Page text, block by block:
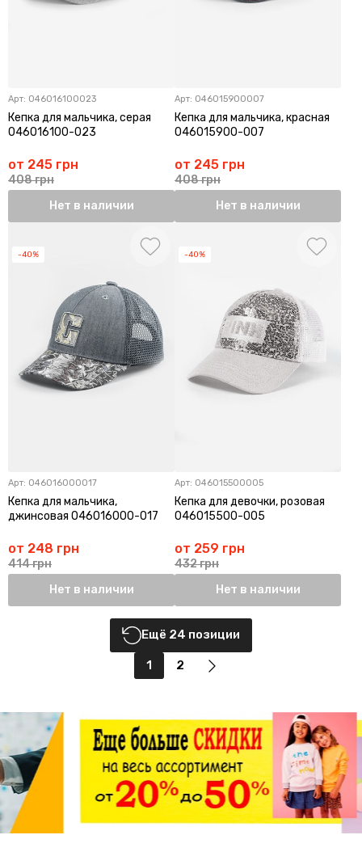
Арт: 046016100023
Кепка для мальчика, серая
046016100-023
от 245 грн
408 грн
Нет в наличии
Арт: 046015900007
Кепка для мальчика, красная
046015900-007
от 245 грн
408 грн
Нет в наличии
-40%
Арт: 046016000017
Кепка для мальчика,
джинсовая 046016000-017
от 248 грн
414 грн
Нет в наличии
-40%
Арт: 046015500005
Кепка для девочки, розовая
046015500-005
от 259 грн
432 грн
Нет в наличии
Ещё 24 позиции
1 2